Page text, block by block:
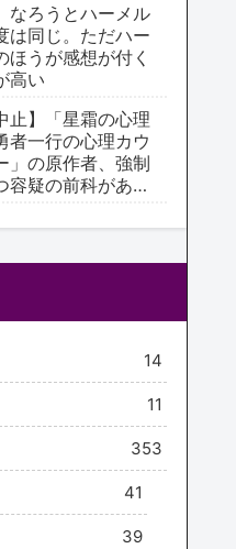
なろうとハーメル
は同じ。ただハー
ほうが感想が付く
高い
止】「星霜の心理
者一行の心理カウ
」の原作者、強制
容疑の前科があっ
14
11
353
41
39